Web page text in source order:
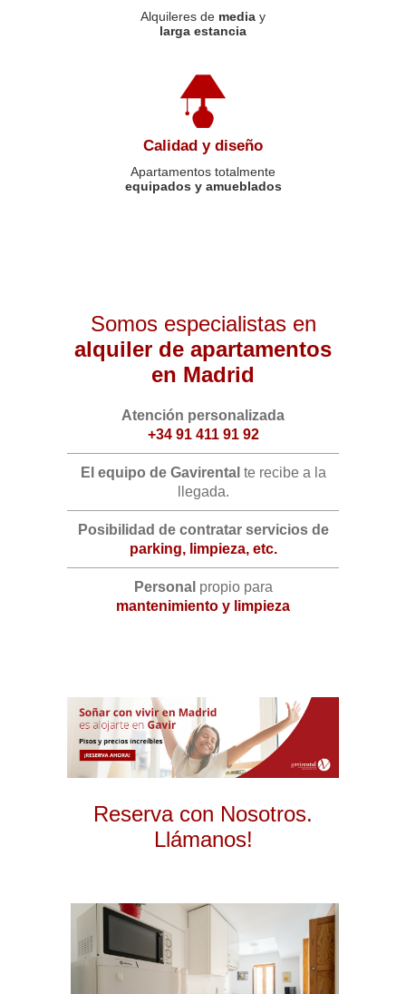
Alquileres de media y
larga estancia
Calidad y diseño
Apartamentos totalmente
equipados y amueblados
Somos especialistas en
alquiler de apartamentos
en Madrid
Atención personalizada
+34 91 411 91 92
El equipo de Gavirental te recibe a la
llegada.
Posibilidad de contratar servicios de
parking, limpieza, etc.
Personal propio para
mantenimiento y limpieza
Reserva con Nosotros.
Llámanos!
2